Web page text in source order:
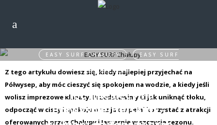
EASY SURF CHAŁUPY ,
EASY SURF
Pięć miesięcy na
Półwyspie Helskim –
Z tego artykułu dowiesz się, kiedy najlepiej przyjechać na
Półwysep, aby móc cieszyć się spokojem na wodzie, a kiedy jeśli
wolisz imprezowe klimaty. Przedstawimy Ci jak uniknąć tłoku,
odpocząć w ciszy i spokoju oraz jak w pełni korzystać z atrakcji
oferowanych przez Chałupy i Jastarnię w szczycie sezonu.